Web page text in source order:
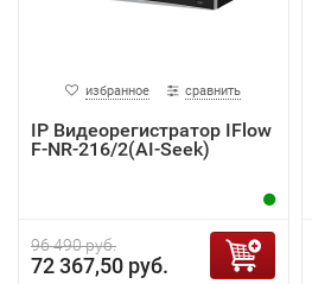
избранное сравнить
IP Видеорегистратор IFlow
F-NR-216/2(AI-Seek)
96 490 руб.
72 367,50 руб.